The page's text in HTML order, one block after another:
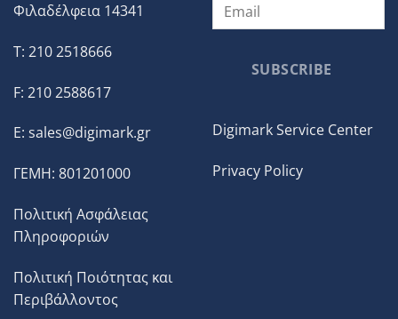
Φιλαδέλφεια 14341
T: 210 2518666
F: 210 2588617
E: sales@digimark.gr
ΓΕΜΗ: 801201000
Πολιτική Ασφάλειας
Πληροφοριών
Πολιτική Ποιότητας και
Περιβάλλοντος
SUBSCRIBE
Digimark Service Center
Privacy Policy